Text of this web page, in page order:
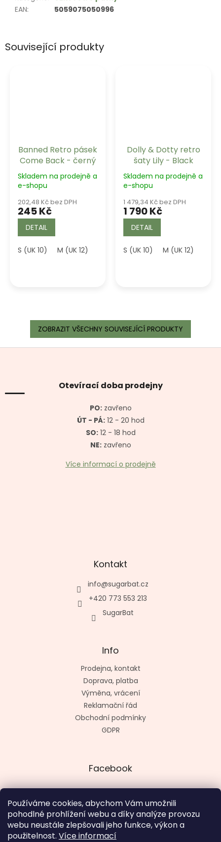
Používáme cookies, abychom Vám umožnili
pohodlné prohlížení webu a díky analýze provozu
webu neustále zlepšovali jeho funkce, výkon a
použitelnost. Více informací
Související produkty
Banned Retro pásek
Come Back - černý
Skladem na prodejně a
e-shopu
202,48 Kč bez DPH
245 Kč
DETAIL
S (UK 10) M (UK 12) L (UK 14)
Dolly & Dotty retro
šaty Lily - Black
Skladem na prodejně a
e-shopu
1 479,34 Kč bez DPH
1 790 Kč
DETAIL
S (UK 10) M (UK 12)
ZOBRAZIT VŠECHNY SOUVISEJÍCÍ PRODUKTY
EAN: 5059075050996
Z
Otevírací doba prodejny
PO:zavřeno
ÚT - PÁ:12 - 20 hod
SO:12 - 18 hod
NE:zavřeno
Více informací o prodejně
Kontakt
info@sugarbat.cz
+420 773 553 213
SugarBat
Info
Prodejna, kontakt
Doprava, platba
Výměna, vrácení
Reklamační řád
Obchodní podmínky
GDPR
Facebook
Vytvořil kashop.cz